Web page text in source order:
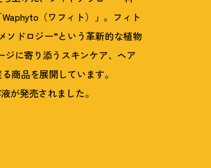
（ワフィト）」。フィト
ソドロジー”という革新的な植物
ジに寄り添うスキンケア、ヘア
商品を展開しています。
が発売されました。